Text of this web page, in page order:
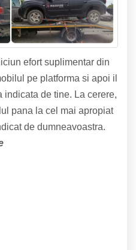
efort suplimentar din
pe platforma si apoi il
indicata de tine. La cerere,
pana la cel mai apropiat
de dumneavoastra.